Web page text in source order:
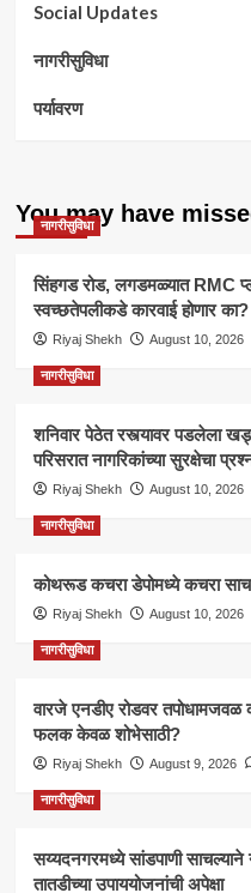
Social Updates
नागरीसुविधा
पर्यावरण
You may have
नागरीसुविधा
सिंहगड रोड, लगडमळ्यात RMC
स्वच्छतेपलीकडे कारवाई होणार का?
Riyaj Shekh August 10, 2026
नागरीसुविधा
शनिवार पेठेत रस्त्यावर पडलेला
परिसरात नागरिकांच्या सुरक्षेचा
Riyaj Shekh August 10, 2026
नागरीसुविधा
कोथरूड कचरा डेपोमध्ये कचरा
Riyaj Shekh August 10, 2026
नागरीसुविधा
वारजे एनडीए रोडवर तपोधामजवळ
फलक केवळ शोभेसाठी?
Riyaj Shekh August 9, 2026
नागरीसुविधा
सय्यदनगरमध्ये सांडपाणी
तातडीच्या उपाययोजनांची अपेक्षा